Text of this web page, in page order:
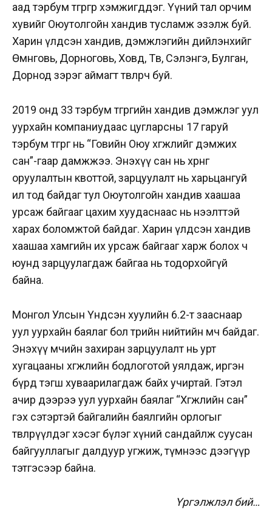
аад тэрбум төгрөгөөр хэмжигддэг. Үүний тал орчим
хувийг Оюутолгойн хандив тусламж эзэлж буй.
Харин үлдсэн хандив, дэмжлэгийн дийлэнхийг
Өмнөговь, Дорноговь, Ховд, Төв, Сэлэнгэ, Булган,
Дорнод зэрэг аймагт төвлөрч буй.
2019 онд 33 тэрбум төгрөгийн хандив дэмжлэг уул
уурхайн компаниудаас цугларсны 17 гаруй
тэрбум төгрөг нь “Говийн Оюу хөгжлийг дэмжих
сан”-гаар дамжжээ. Энэхүү сан нь хөрөнгө
оруулалтын квоттой, зарцуулалт нь харьцангуй
ил тод байдаг тул Оюутолгойн хандив хаашаа
урсаж байгааг цахим хуудаснаас нь нээлттэй
харах боломжтой байдаг. Харин үлдсэн хандив
хаашаа хамгийн их урсаж байгааг харж болох ч
юунд зарцуулагдаж байгаа нь тодорхойгүй
байна.
Монгол Улсын Үндсэн хуулийн 6.2-т зааснаар
уул уурхайн баялаг бол төрийн нийтийн өмч байдаг.
Энэхүү өмчийн захиран зарцуулалт нь урт
хугацааны хөгжлийн бодлоготой уялдаж, иргэн
бүрд тэгш хуваарилагдаж байх учиртай. Гэтэл
ачир дээрээ уул уурхайн баялаг “Хөгжлийн сан”
гэх сэтэртэй байгалийн баялгийн орлогыг
төвлөрүүлдэг хэсэг бүлэг хүний сандайлж суусан
байгууллагыг далдуур угжиж, түмнээс дээгүүр
тэтгэсээр байна.
Үргэлжлэл бий…